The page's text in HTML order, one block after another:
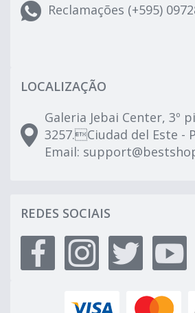
Reclamações (+595)
LOCALIZAÇÃO
Galeria Jebai Center, 3º
3257.Ciudad del Este -
Email:
REDES SOCIAIS